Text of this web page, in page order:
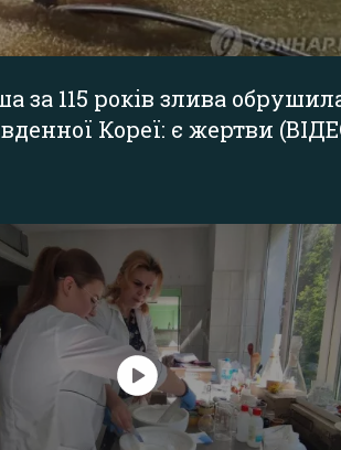
за 115 років злива
Кореї: є жертви